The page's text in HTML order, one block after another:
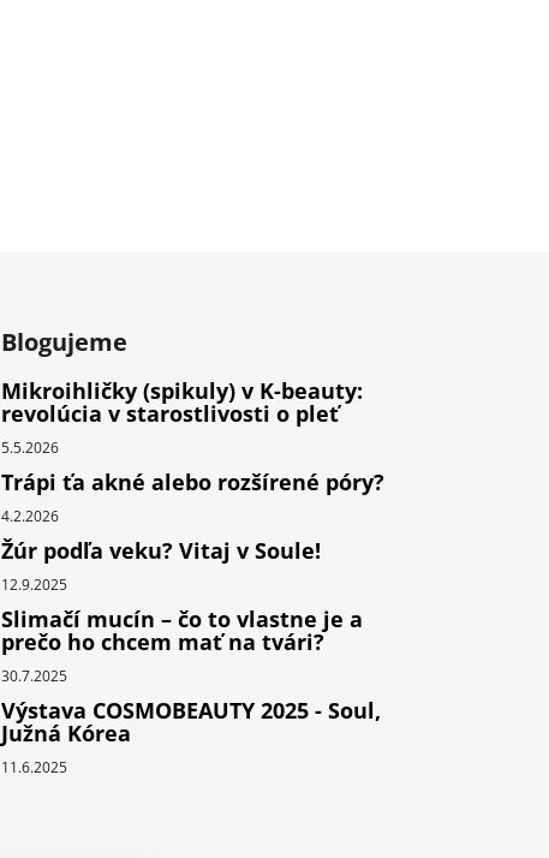
Blogujeme
Mikroihličky (spikuly) v K-beauty:
revolúcia v starostlivosti o pleť
5.5.2026
Trápi ťa akné alebo rozšírené póry?
4.2.2026
Žúr podľa veku? Vitaj v Soule!
12.9.2025
Slimačí mucín – čo to vlastne je a
prečo ho chcem mať na tvári?
30.7.2025
Výstava COSMOBEAUTY 2025 - Soul,
Južná Kórea
11.6.2025